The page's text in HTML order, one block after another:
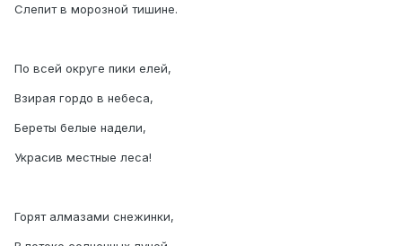
Слепит в морозной тишине.
По всей округе пики елей,
Взирая гордо в небеса,
Береты белые надели,
Украсив местные леса!
Горят алмазами снежинки,